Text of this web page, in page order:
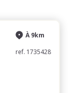
À 9km
ref. 1735428